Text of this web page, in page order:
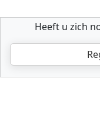
Heeft u zich